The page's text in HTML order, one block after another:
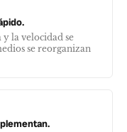
la velocidad se
se reorganizan